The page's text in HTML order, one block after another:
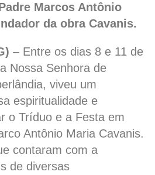
Marcos Antônio
da obra Cavanis.
– Entre os dias 8 e 11 de
Nossa Senhora de
viveu um
espiritualidade e
o Tríduo e a Festa em
Antônio Maria Cavanis.
contaram com a
de diversas